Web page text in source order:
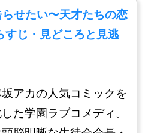
せたい〜天才たちの恋
すじ・見どころと見逃
アカの人気コミックを
た学園ラブコメディ。